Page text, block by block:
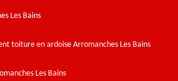
Les Bains
toiture en ardoise Arromanches Les Bains
Les Bains